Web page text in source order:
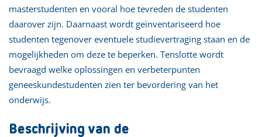
masterstudenten en vooral hoe tevreden de studenten
daarover zijn. Daarnaast wordt geïnventariseerd hoe
studenten tegenover eventuele studievertraging staan en de
mogelijkheden om deze te beperken. Tenslotte wordt
bevraagd welke oplossingen en verbeterpunten
geneeskundestudenten zien ter bevordering van het
onderwijs.
Beschrijving van de